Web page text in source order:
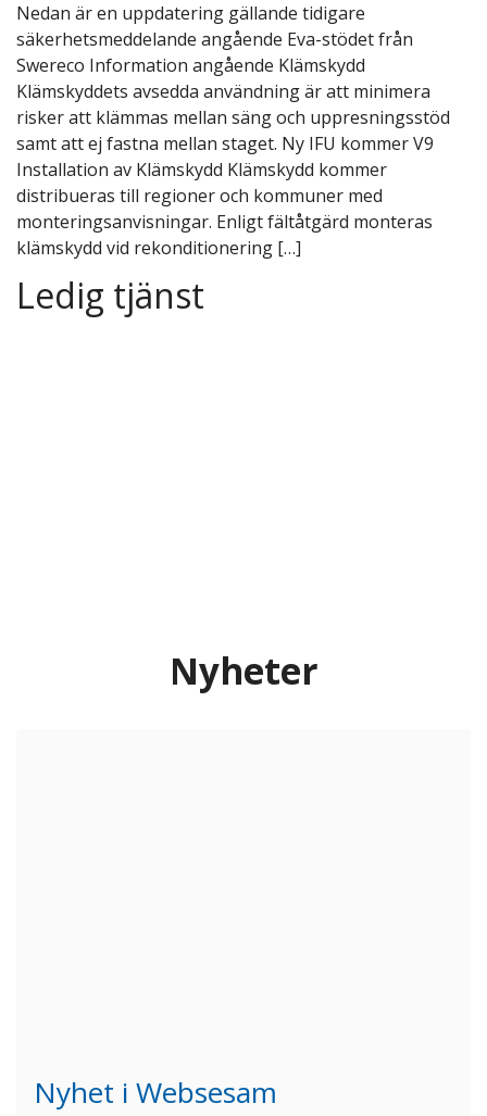
Nedan är en uppdatering gällande tidigare
säkerhetsmeddelande angående Eva-stödet från
Swereco Information angående Klämskydd
Klämskyddets avsedda användning är att minimera
risker att klämmas mellan säng och uppresningsstöd
samt att ej fastna mellan staget. Ny IFU kommer V9
Installation av Klämskydd Klämskydd kommer
distribueras till regioner och kommuner med
monteringsanvisningar. Enligt fältåtgärd monteras
klämskydd vid rekonditionering […]
Ledig tjänst
Nyheter
Nyhet i Websesam